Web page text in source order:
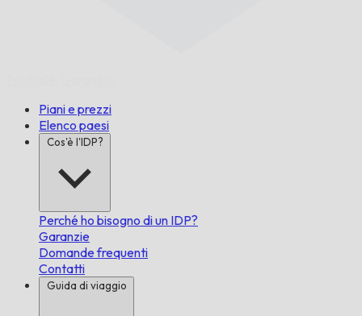
Piani e prezzi
Elenco paesi
Cos'è l'IDP?
Perché ho bisogno di un IDP?
Garanzie
Domande frequenti
Contatti
Guida di viaggio